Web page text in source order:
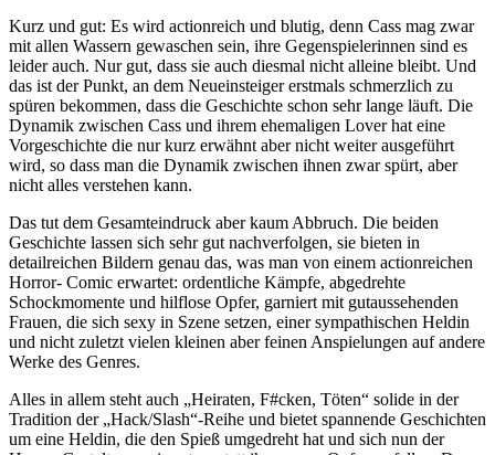
Kurz und gut: Es wird actionreich und blutig, denn Cass mag zwar
mit allen Wassern gewaschen sein, ihre Gegenspielerinnen sind es
leider auch. Nur gut, dass sie auch diesmal nicht alleine bleibt. Und
das ist der Punkt, an dem Neueinsteiger erstmals schmerzlich zu
spüren bekommen, dass die Geschichte schon sehr lange läuft. Die
Dynamik zwischen Cass und ihrem ehemaligen Lover hat eine
Vorgeschichte die nur kurz erwähnt aber nicht weiter ausgeführt
wird, so dass man die Dynamik zwischen ihnen zwar spürt, aber
nicht alles verstehen kann.
Das tut dem Gesamteindruck aber kaum Abbruch. Die beiden
Geschichte lassen sich sehr gut nachverfolgen, sie bieten in
detailreichen Bildern genau das, was man von einem actionreichen
Horror- Comic erwartet: ordentliche Kämpfe, abgedrehte
Schockmomente und hilflose Opfer, garniert mit gutaussehenden
Frauen, die sich sexy in Szene setzen, einer sympathischen Heldin
und nicht zuletzt vielen kleinen aber feinen Anspielungen auf andere
Werke des Genres.
Alles in allem steht auch „Heiraten, F#cken, Töten“ solide in der
Tradition der „Hack/Slash“-Reihe und bietet spannende Geschichten
um eine Heldin, die den Spieß umgedreht hat und sich nun der